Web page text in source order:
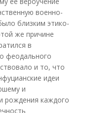
военно-
близким этико-
же причине
в
феодального
и то, что
идеи
и
рождения каждого